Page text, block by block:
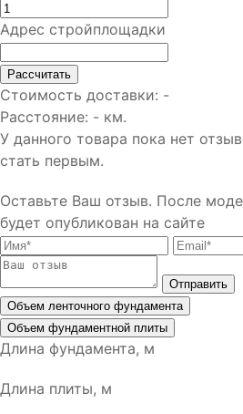
Адрес стройплощадки
Рассчитать
Стоимость доставки: -
Расстояние: - км.
У данного товара пока нет
стать первым.
Оставьте Ваш отзыв. После
будет опубликован на сайте
Отправить
Объем ленточного фундамента
Объем фундаментной плиты
Длина фундамента, м
Длина плиты, м